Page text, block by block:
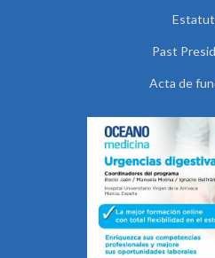
Past
Acta de